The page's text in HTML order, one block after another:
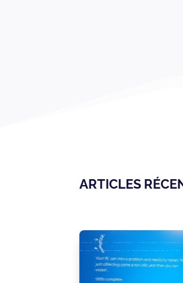
ARTICLES